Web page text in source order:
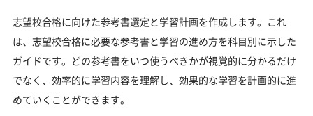
志望校合格に向けた参考書選定と学習計画を作成します。これ
は、志望校合格に必要な参考書と学習の進め方を科目別に示した
ガイドです。どの参考書をいつ使うべきかが視覚的に分かるだけ
でなく、効率的に学習内容を理解し、効果的な学習を計画的に進
めていくことができます。